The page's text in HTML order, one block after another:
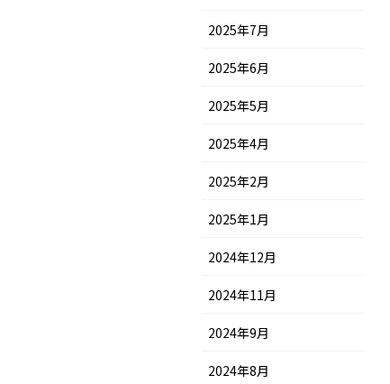
2025年7月
2025年6月
2025年5月
2025年4月
2025年2月
2025年1月
2024年12月
2024年11月
2024年9月
2024年8月